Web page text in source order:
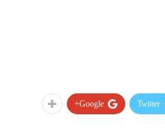
Twitter
Google+